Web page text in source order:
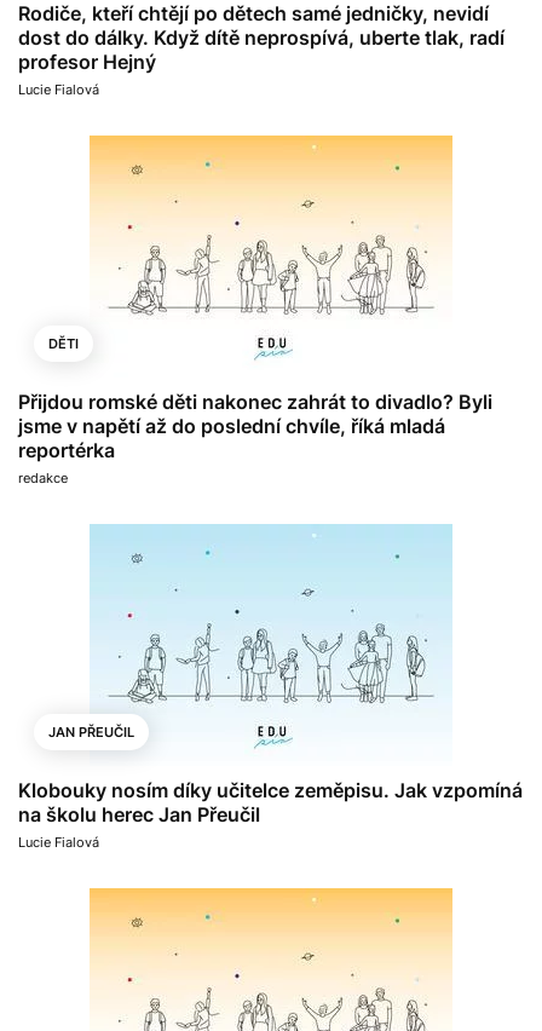
Rodiče, kteří chtějí po dětech samé jedničky, nevidí
dost do dálky. Když dítě neprospívá, uberte tlak, radí
profesor Hejný
Lucie Fialová
DĚTI
Přijdou romské děti nakonec zahrát to divadlo? Byli
jsme v napětí až do poslední chvíle, říká mladá
reportérka
redakce
JAN PŘEUČIL
Klobouky nosím díky učitelce zeměpisu. Jak vzpomíná
na školu herec Jan Přeučil
Lucie Fialová